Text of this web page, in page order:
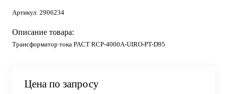
Артикул: 2906234
Описание товара:
Трансформатор тока PACT RCP-4000A-UIRO-PT-D95
Цена по запросу